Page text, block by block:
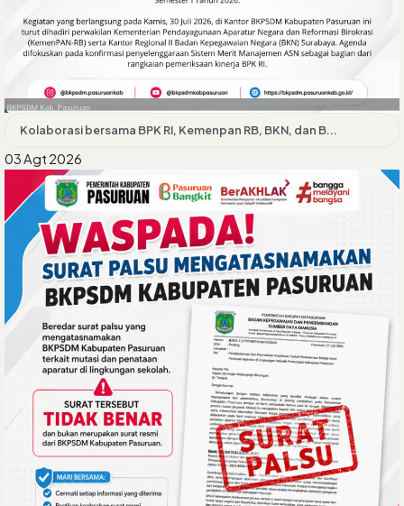
Kolaborasi bersama BPK RI, Kemenpan RB, BKN, dan B...
03 Agt 2026